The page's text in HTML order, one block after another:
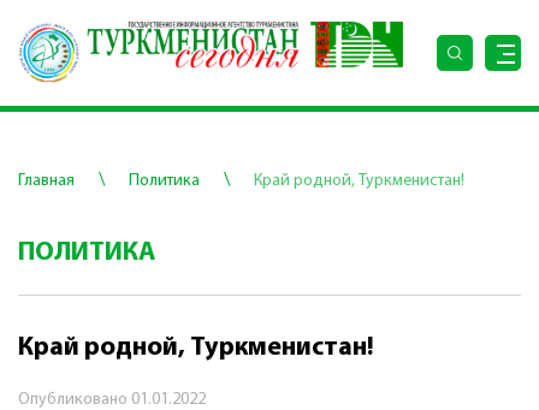
Главная \ Политика \ Край родной, Туркменистан!
ПОЛИТИКА
Край родной, Туркменистан!
Опубликовано 01.01.2022